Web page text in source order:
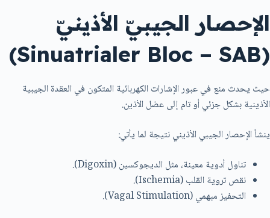
الإحصار الجيبيّ الأذينيّ
(Sinuatrialer Bloc – SAB)
حيث يحدث منع في عبور الإشارات الكهربائية المتكون في العقدة الجيبية
الأذينية بشكل جزئي أو تام إلى عضل الأذين.
ينشأ الإحصار الجيبي الأذيني نتيجة لما يأتي:
تناول أدوية معينة، مثل الديجوكسين (Digoxin).
نقص تروية القلب (Ischemia).
التحفيز مبهمي (Vagal Stimulation).